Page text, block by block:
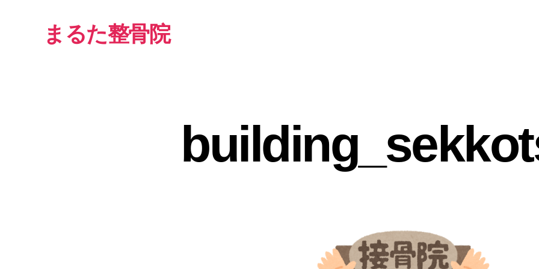
まるた整骨院